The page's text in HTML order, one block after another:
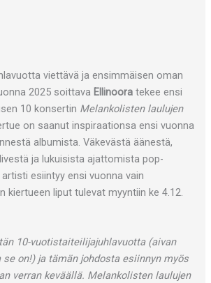
viettävä ja ensimmäisen oman
2025 soittava Ellinooratekee ensi
10 konsertin Melankolisten laulujen
on saanut inspiraationsa ensi vuonna
albumista. Väkevästä äänestä,
ja lukuisista ajattomista pop-
esiintyy ensi vuonna vain
kiertueen liput tulevat myyntiin ke 4.12.
10-vuotistaiteilijajuhlavuotta (aivan
on!) ja tämän johdosta esiinnyn myös
verran keväällä. Melankolisten laulujen